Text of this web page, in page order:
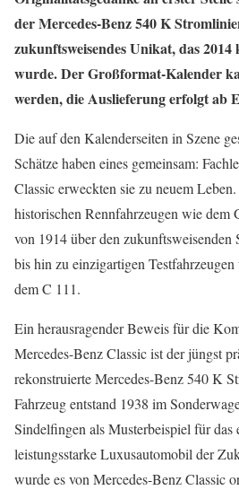
der Mercedes-Benz 540 K
zukunftsweisendes Unikat, das
wurde. Der Großformat-Kalender
werden, die Auslieferung erfolgt ab
Die auf den Kalenderseiten in Szene
Schätze haben eines gemeinsam:
Classic erweckten sie zu neuem
historischen Rennfahrzeugen wie dem
von 1914 über den
bis hin zu einzigartigen
dem C 111.
Ein herausragender Beweis für die
Mercedes-Benz Classic ist der jüngst
rekonstruierte Mercedes-Benz 540 K
Fahrzeug entstand 1938 im
Sindelfingen als Musterbeispiel für das
leistungsstarke Luxusautomobil der
wurde es von Mercedes-Benz Classic